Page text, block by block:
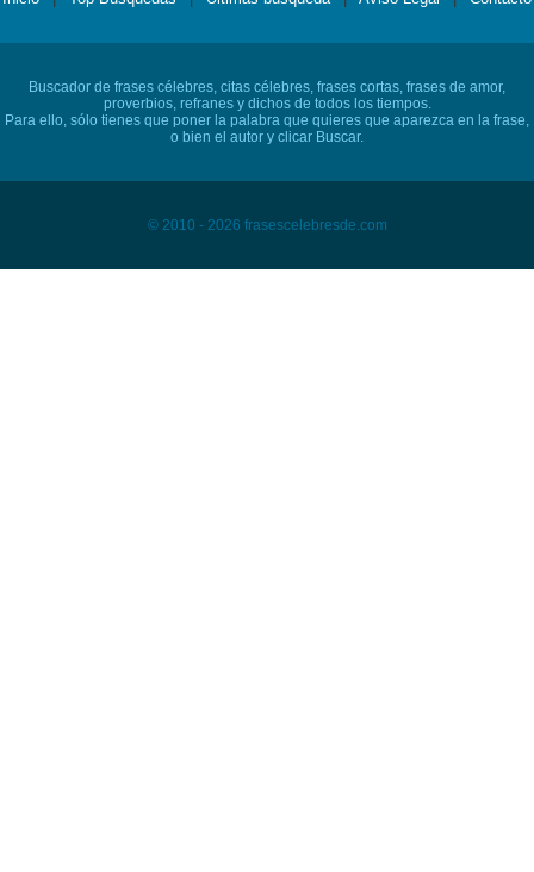
Buscador de frases célebres, citas célebres, frases cortas, frases de amor,
proverbios, refranes y dichos de todos los tiempos.
Para ello, sólo tienes que poner la palabra que quieres que aparezca en la frase,
o bien el autor y clicar Buscar.
© 2010 - 2026 frasescelebresde.com